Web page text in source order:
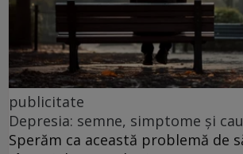
publicitate
Depresia: semne, simptome și
Sperăm ca această problemă de